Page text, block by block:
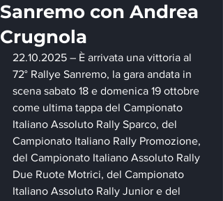
Sanremo con Andrea
Crugnola
22.10.2025 – È arrivata una vittoria al
72° Rallye Sanremo, la gara andata in
scena sabato 18 e domenica 19 ottobre
come ultima tappa del Campionato
Italiano Assoluto Rally Sparco, del
Campionato Italiano Rally Promozione,
del Campionato Italiano Assoluto Rally
Due Ruote Motrici, del Campionato
Italiano Assoluto Rally Junior e del